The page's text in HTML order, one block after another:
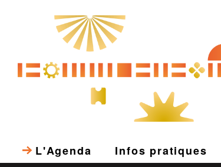
L'Agenda Infos pratiques